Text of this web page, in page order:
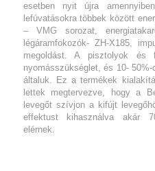
esetben nyit újra
lefúvatásokra többek között
– VMG sorozat,
légáramfokozók- ZH-X185,
megoldást. A pisztolyok és
nyomásszükséglet, és 10-
általuk. Ez a termékek
lettek megtervezve, hogy a
levegőt szívjon a kifújt
effektust kihasználva akár
elérnek.